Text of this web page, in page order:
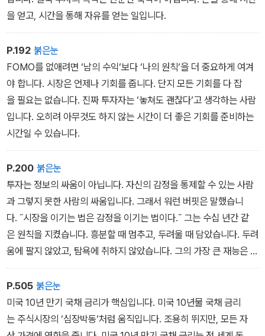
을 얻고, 시간을 통해 자유를 얻는 일입니다.
P.192 붉은눈
FOMO를 없애려면 ‘남의 수익‘보다 ‘나의 원칙‘을 더 중요하게 여겨
야 합니다. 시장은 언제나 기회를 줍니다. 단지 모든 기회를 다 잡
을 필요는 없습니다. 진짜 투자자는 ‘놓쳐도 괜찮다‘고 생각하는 사람
입니다. 오히려 아무것도 하지 않는 시간이 더 좋은 기회를 준비하는
시간일 수 있습니다.
P.200 붉은눈
투자는 정보의 싸움이 아닙니다. 자신의 감정을 통제할 수 있는 사람
과 그렇지 못한 사람의 싸움입니다. 그래서 워런 버핏은 말했습니
다. ˝시장을 이기는 법은 감정을 이기는 법이다.˝ 그는 수십 년간 같
은 원칙을 지켰습니다. 흥분할 때 멈추고, 두려울 때 담았습니다. 두려
움에 팔지 않았고, 탐욕에 취하지 않았습니다. 그의 가장 큰 재능은 분
석이 아니라 인내였습니다. 한 걸음씩 절차를 지키며 나아가는 힘이
었습니다.
P.505 붉은눈
미국 10년 만기 국채 금리가 핵심입니다. 미국 10년물 국채 금리
는 주식시장의 ‘심장박동‘처럼 움직입니다. 조용히 뛰지만, 모든 자